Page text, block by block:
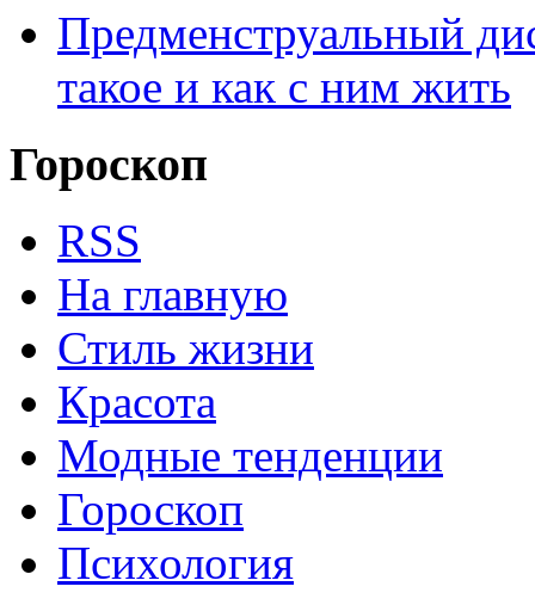
Предменструальный
такое и как с ним жить
Гороскоп
RSS
На главную
Стиль жизни
Красота
Модные тенденции
Гороскоп
Психология